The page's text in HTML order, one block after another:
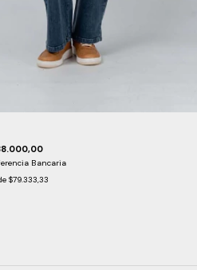
Bancaria
$79.333,33